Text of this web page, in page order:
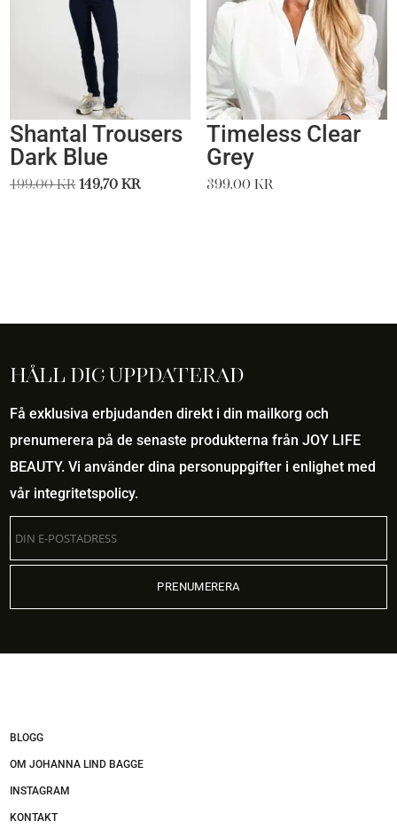
Shantal Trousers
Dark Blue
499,00krDet
149,70krDet
Timeless Clear
Grey
399,00 kr
Håll dig uppdaterad
Få exklusiva erbjudanden direkt i din mailkorg och
prenumerera på de senaste produkterna från JOY LIFE
BEAUTY. Vi använder dina personuppgifter i enlighet med
vår integritetspolicy.
BLOGG
OM JOHANNA LIND BAGGE
INSTAGRAM
KONTAKT